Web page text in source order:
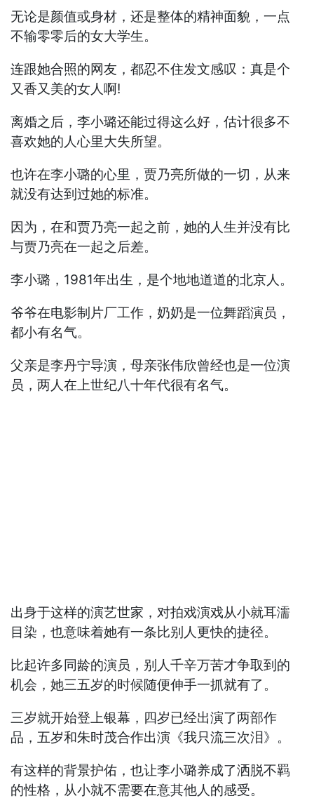
无论是颜值或身材，还是整体的精神面貌，一点
不输零零后的女大学生。
连跟她合照的网友，都忍不住发文感叹：真是个
又香又美的女人啊!
离婚之后，李小璐还能过得这么好，估计很多不
喜欢她的人心里大失所望。
也许在李小璐的心里，贾乃亮所做的一切，从来
就没有达到过她的标准。
因为，在和贾乃亮一起之前，她的人生并没有比
与贾乃亮在一起之后差。
李小璐，1981年出生，是个地地道道的北京人。
爷爷在电影制片厂工作，奶奶是一位舞蹈演员，
都小有名气。
父亲是李丹宁导演，母亲张伟欣曾经也是一位演
员，两人在上世纪八十年代很有名气。
出身于这样的演艺世家，对拍戏演戏从小就耳濡
目染，也意味着她有一条比别人更快的捷径。
比起许多同龄的演员，别人千辛万苦才争取到的
机会，她三五岁的时候随便伸手一抓就有了。
三岁就开始登上银幕，四岁已经出演了两部作
品，五岁和朱时茂合作出演《我只流三次泪》。
有这样的背景护佑，也让李小璐养成了洒脱不羁
的性格，从小就不需要在意其他人的感受。